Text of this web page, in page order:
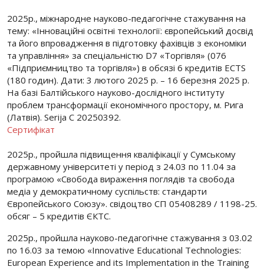
2025р., міжнародне науково-педагогічне стажування на
тему: «Інноваційні освітні технології: європейський досвід
та його впровадження в підготовку фахівців з економіки
та управління» за спеціальністю D7 «Торгівля» (076
«Підприємництво та торгівля») в обсязі 6 кредитів ECTS
(180 годин). Дати: 3 лютого 2025 р. – 16 березня 2025 р.
На базі Балтійського науково-дослідного інституту
проблем трансформації економічного простору, м. Рига
(Латвія). Serija C 20250392.
Сертифікат
2025р., пройшла підвищення кваліфікації у Сумському
державному університеті у період з 24.03 по 11.04 за
програмою «Свобода вираження поглядів та свобода
медіа у демократичному суспільств: стандарти
Європейського Союзу». свідоцтво СП 05408289 / 1198-25.
обсяг – 5 кредитів ЄКТС.
2025р., пройшла науково-педагогічне стажування з 03.02
по 16.03 за темою «Innovative Educational Technologies:
European Experience and its Implementation in the Training